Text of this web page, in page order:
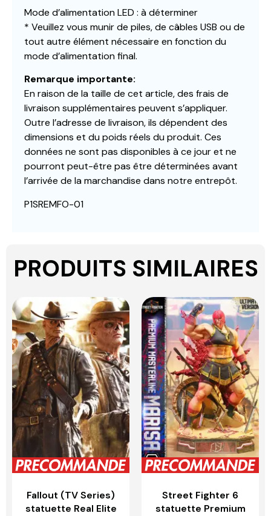
Mode d’alimentation LED : à déterminer
* Veuillez vous munir de piles, de câbles USB ou de
tout autre élément nécessaire en fonction du
mode d’alimentation final.
Remarque importante:
En raison de la taille de cet article, des frais de
livraison supplémentaires peuvent s’appliquer.
Outre l’adresse de livraison, ils dépendent des
dimensions et du poids réels du produit. Ces
données ne sont pas disponibles à ce jour et ne
pourront peut-être pas être déterminées avant
l’arrivée de la marchandise dans notre entrepôt.
P1SREMFO-01
PRODUITS SIMILAIRES
Fallout (TV Series)
statuette Real Elite
Street Fighter 6
statuette Premium